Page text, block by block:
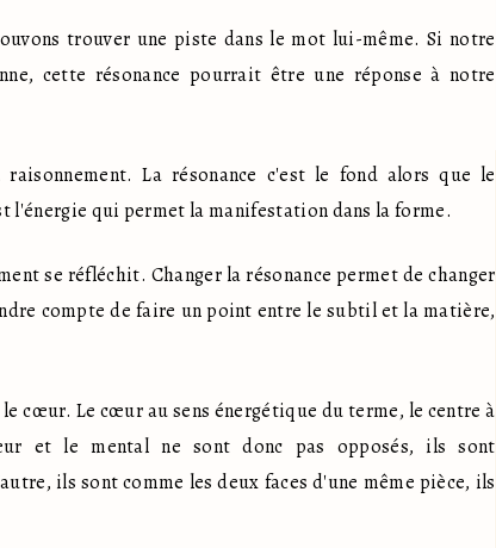
trouver une piste dans le mot lui-même. Si notre
cette résonance pourrait être une réponse à notre
La résonance c'est le fond alors que le
l'énergie qui permet la manifestation dans la forme.
se réfléchit. Changer la résonance permet de changer
compte de faire un point entre le subtil et la matière,
cœur. Le cœur au sens énergétique du terme, le centre à
et le mental ne sont donc pas opposés, ils sont
ils sont comme les deux faces d'une même pièce, ils